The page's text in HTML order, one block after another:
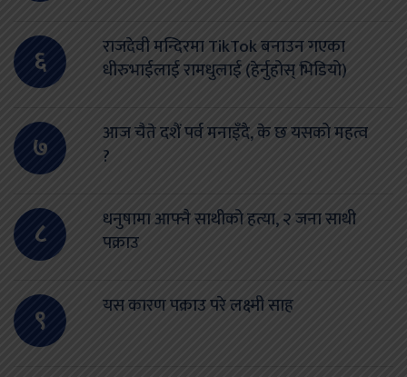
६
राजदेवी मन्दिरमा TikTok बनाउन गएका
धीरुभाईलाई रामधुलाई (हेर्नुहोस् भिडियो)
७
आज चैते दशैं पर्व मनाइँदै, के छ यसको महत्व
?
८
धनुषामा आफ्नै साथीको हत्या, २ जना साथी
पक्राउ
९ यस कारण पक्राउ परे लक्ष्मी साह